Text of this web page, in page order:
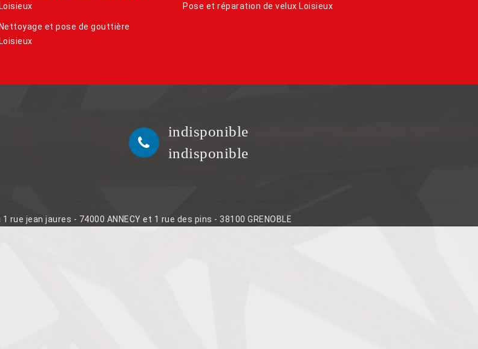
et pose de gouttière
Pose et réparation de velux Loisieux
indisponible
indisponible
rue jean jaures - 74000 ANNECY et 1 rue des pins - 38100 GRENOBLE